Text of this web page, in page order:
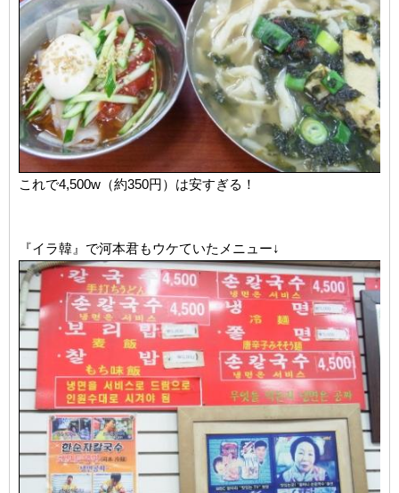
これで4,500w（約350円）は安すぎる！
『イラ韓』で河本君もウケていたメニュー↓